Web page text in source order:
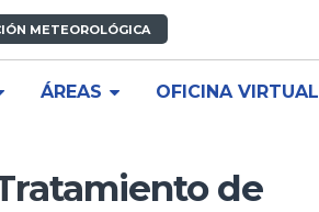
METEOROLÓGICA
ÁREAS OFICINA VIRTUAL
de